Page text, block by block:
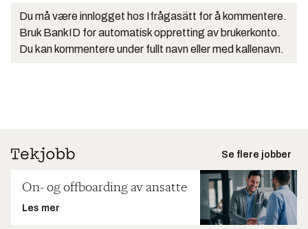
Du må være innlogget hos Ifrågasätt for å kommentere.
Bruk BankID for automatisk oppretting av brukerkonto.
Du kan kommentere under fullt navn eller med kallenavn.
Se flere jobber
On- og offboarding av ansatte
Les mer